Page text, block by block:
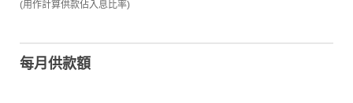
(用作計算供款佔入息比率)
每月供款額